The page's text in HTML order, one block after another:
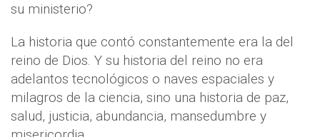
su ministerio?
La historia que contó constantemente era la del
reino de Dios. Y su historia del reino no era
adelantos tecnológicos o naves espaciales y
milagros de la ciencia, sino una historia de paz,
salud, justicia, abundancia, mansedumbre y